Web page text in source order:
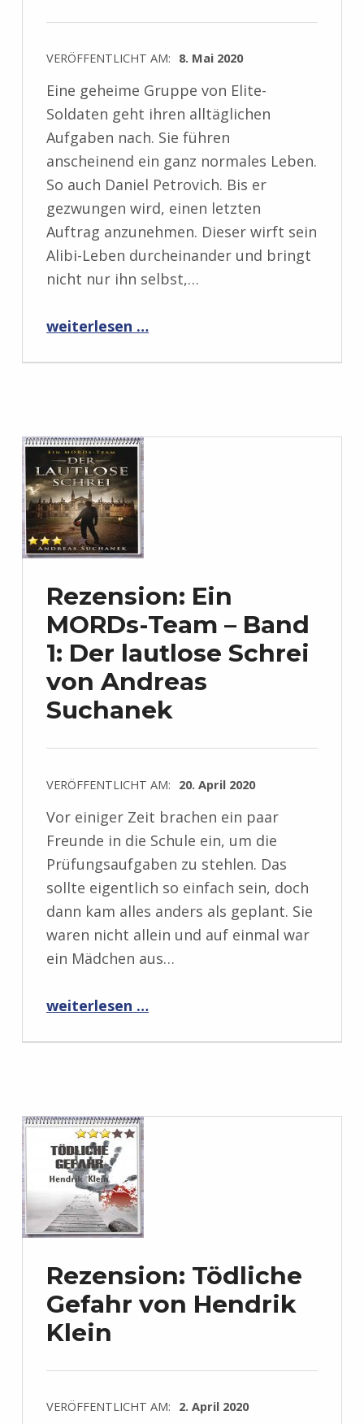
VERÖFFENTLICHT AM: 8. Mai 2020
Eine geheime Gruppe von Elite-
Soldaten geht ihren alltäglichen
Aufgaben nach. Sie führen
anscheinend ein ganz normales Leben.
So auch Daniel Petrovich. Bis er
gezwungen wird, einen letzten
Auftrag anzunehmen. Dieser wirft sein
Alibi-Leben durcheinander und bringt
nicht nur ihn selbst,…
“Rezension: BLACK FLAGGED ALPHA von Steven Konkoly”
weiterlesen …
Rezension: Ein
MORDs-Team – Band
1: Der lautlose Schrei
von Andreas
Suchanek
VERÖFFENTLICHT AM: 20. April 2020
Vor einiger Zeit brachen ein paar
Freunde in die Schule ein, um die
Prüfungsaufgaben zu stehlen. Das
sollte eigentlich so einfach sein, doch
dann kam alles anders als geplant. Sie
waren nicht allein und auf einmal war
ein Mädchen aus…
“Rezension: Ein MORDs-Team – Band 1: Der lautlose Schrei von Andreas Suchanek”
weiterlesen …
Rezension: Tödliche
Gefahr von Hendrik
Klein
VERÖFFENTLICHT AM: 2. April 2020